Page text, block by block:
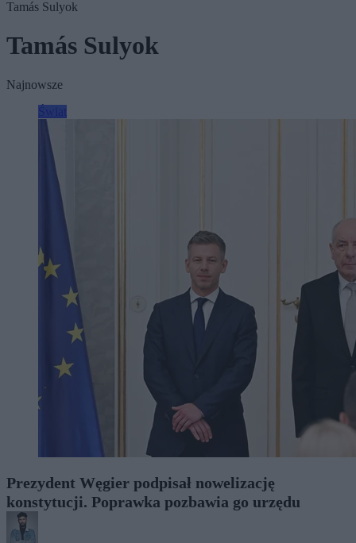
Tamás Sulyok
Tamás Sulyok
Najnowsze
Prezydent Węgier podpisał nowelizację
konstytucji. Poprawka pozbawia go urzędu